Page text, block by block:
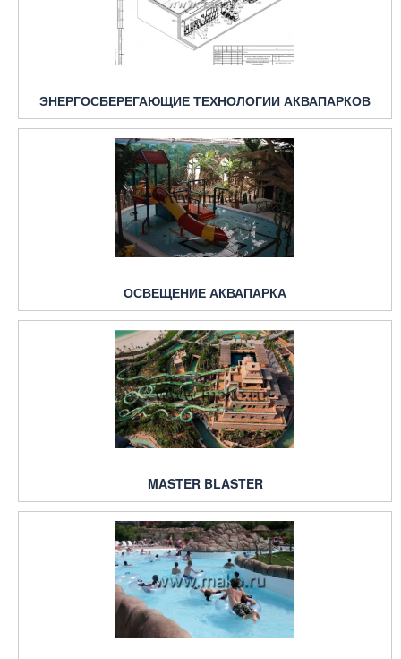
ЭНЕРГОСБЕРЕГАЮЩИЕ ТЕХНОЛОГИИ АКВАПАРКОВ
ОСВЕЩЕНИЕ АКВАПАРКА
MASTER BLASTER